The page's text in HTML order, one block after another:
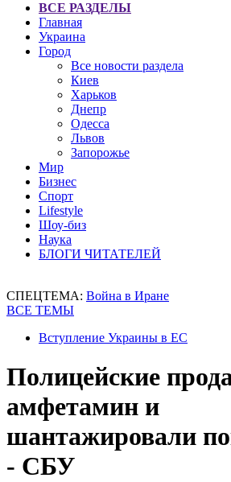
ВСЕ РАЗДЕЛЫ
Главная
Украина
Город
Все новости раздела
Киев
Харьков
Днепр
Одесса
Львов
Запорожье
Мир
Бизнес
Спорт
Lifestyle
Шоу-биз
Наука
БЛОГИ ЧИТАТЕЛЕЙ
СПЕЦТЕМА: Война в Иране
ВСЕ ТЕМЫ
Вступление Украины в ЕС
Полицейские
амфетамин и
шантажировали
- СБУ